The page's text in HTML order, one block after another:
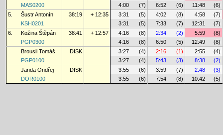
MAS0200
4:00 (7) 6:52 (6) 11:48
(6)
5.
Šustr Antonín 38:19 + 12:35 3:31 (5) 4:02 (8) 4:58
(7)
KSH0201
3:31 (5) 7:33 (7) 12:31
(7)
6.
Kožina Štěpán 38:41 + 12:57 4:16 (8) 2:34 (2) 5:59
(8)
PGP0300
4:16 (8) 6:50 (5) 12:49
(8)
Brousil Tomáš
DISK 3:27 (4) 2:16 (1) 2:55
(4)
PGP0100
3:27 (4) 5:43 (3) 8:38
(2)
Janda Ondřej
DISK 3:55 (6) 3:59 (7) 2:48
(3)
DOR0100
3:55 (6) 7:54 (8) 10:42 (5)